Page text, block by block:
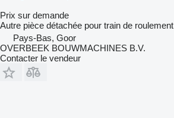
Prix sur demande
Autre pièce détachée pour train de roulement
Pays-Bas, Goor
OVERBEEK BOUWMACHINES B.V.
Contacter le vendeur